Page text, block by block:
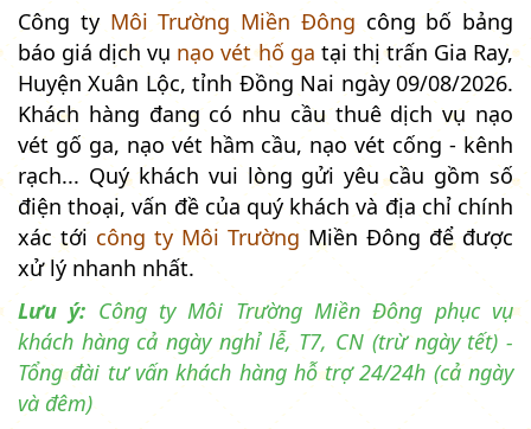
Công ty Môi Trường Miền Đông công bố bảng
báo giá dịch vụ nạo vét hố ga tại thị trấn Gia Ray,
Huyện Xuân Lộc, tỉnh Đồng Nai ngày 09/08/2026.
Khách hàng đang có nhu cầu thuê dịch vụ nạo
vét gố ga, nạo vét hầm cầu, nạo vét cống - kênh
rạch... Quý khách vui lòng gửi yêu cầu gồm số
điện thoại, vấn đề của quý khách và địa chỉ chính
xác tới công ty Môi Trường Miền Đông để được
xử lý nhanh nhất.
Lưu ý: Công ty Môi Trường Miền Đông phục vụ
khách hàng cả ngày nghỉ lễ, T7, CN (trừ ngày tết) -
Tổng đài tư vấn khách hàng hỗ trợ 24/24h (cả ngày
và đêm)